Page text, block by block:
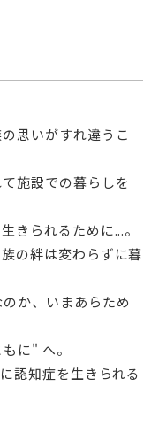
思いがすれ違うこ
施設での暮らしを
きられるために...。
の絆は変わらずに暮
か、いまあらため
に" へ。
認知症を生きられる